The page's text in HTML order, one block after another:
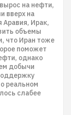
на нефти,
вверх на
Аравия, Ирак,
объемы
что Иран тоже
поможет
однако
добычи
реальном
слабее